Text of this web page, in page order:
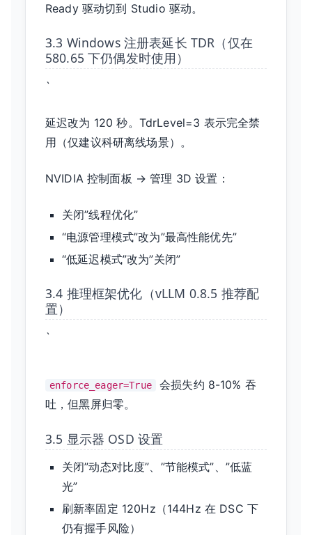
Ready 驱动切到 Studio 驱动。
3.3 Windows 注册表延长 TDR（仅在
580.65 下仍偶发时使用）
`
延迟改为 120 秒。TdrLevel=3 表示完全禁
用（仅建议科研离线场景）。
NVIDIA 控制面板 → 管理 3D 设置：
关闭”线程优化”
“电源管理模式”改为”最高性能优先”
“低延迟模式”改为”关闭”
3.4 推理框架优化（vLLM 0.8.5 推荐配
置）
`
enforce_eager=True
会损失约 8-10% 吞
吐，但黑屏归零。
3.5 显示器 OSD 设置
关闭”动态对比度”、”节能模式”、”低蓝
光”
刷新率固定 120Hz（144Hz 在 DSC 下
仍有握手风险）